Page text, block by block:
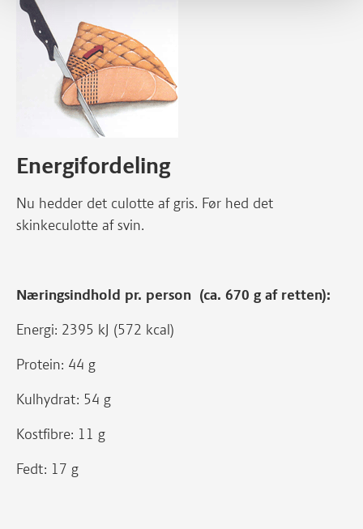
Energifordeling
Nu hedder det culotte af gris. Før hed det
skinkeculotte af svin.
Næringsindhold pr. person (ca. 670 g af retten):
Energi: 2395 kJ (572 kcal)
Protein: 44 g
Kulhydrat: 54 g
Kostfibre: 11 g
Fedt: 17 g